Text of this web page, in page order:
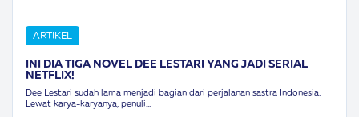
ARTIKEL
INI DIA TIGA NOVEL DEE LESTARI YANG JADI SERIAL
NETFLIX!
Dee Lestari sudah lama menjadi bagian dari perjalanan sastra Indonesia.
Lewat karya-karyanya, penuli...